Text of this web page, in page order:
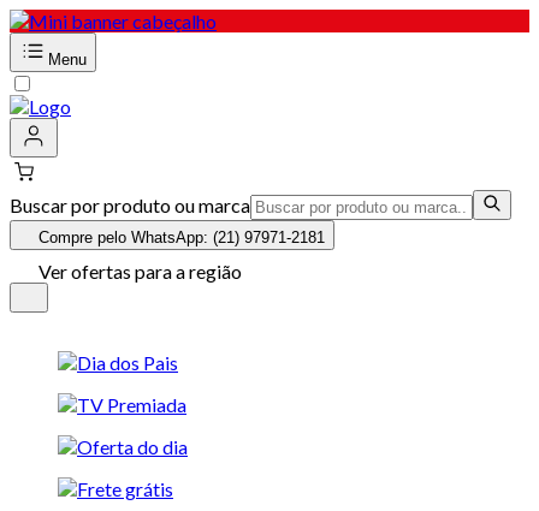
Menu
Buscar por produto ou marca
Compre pelo WhatsApp: (21) 97971-2181
Ver ofertas para a região